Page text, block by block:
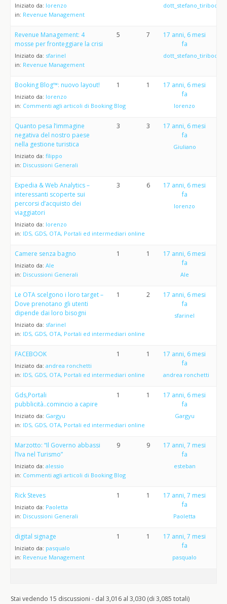
Iniziato da: lorenzo
in: Revenue Management
dott_stefano_tiribocchi
Revenue Management: 4
mosse per fronteggiare la crisi
Iniziato da: sfarinel
in: Revenue Management
5 7
17 anni, 6 mesi
fa
dott_stefano_tiribocchi
Booking Blog™: nuovo layout!
Iniziato da: lorenzo
in: Commenti agli articoli di Booking Blog
1 1
17 anni, 6 mesi
fa
lorenzo
Quanto pesa l’immagine
negativa del nostro paese
nella gestione turistica
Iniziato da: filippo
in: Discussioni Generali
3 3
17 anni, 6 mesi
fa
Giuliano
Expedia & Web Analytics –
interessanti scoperte sui
percorsi d’acquisto dei
viaggiatori
Iniziato da: lorenzo
in: IDS, GDS, OTA, Portali ed intermediari online
3 6
17 anni, 6 mesi
fa
lorenzo
Camere senza bagno
Iniziato da: Ale
in: Discussioni Generali
1 1
17 anni, 6 mesi
fa
Ale
Le OTA scelgono i loro target –
Dove prenotano gli utenti
dipende dai loro bisogni
Iniziato da: sfarinel
in: IDS, GDS, OTA, Portali ed intermediari online
1 2
17 anni, 6 mesi
fa
sfarinel
FACEBOOK
Iniziato da: andrea ronchetti
in: IDS, GDS, OTA, Portali ed intermediari online
1 1
17 anni, 6 mesi
fa
andrea ronchetti
Gds,Portali
pubblicità..comincio a capire
Iniziato da: Gargyu
in: IDS, GDS, OTA, Portali ed intermediari online
1 1
17 anni, 6 mesi
fa
Gargyu
Marzotto: “Il Governo abbassi
l’Iva nel Turismo”
Iniziato da: alessio
in: Commenti agli articoli di Booking Blog
9 9
17 anni, 7 mesi
fa
esteban
Rick Steves
Iniziato da: Paoletta
in: Discussioni Generali
1 1
17 anni, 7 mesi
fa
Paoletta
digital signage
Iniziato da: pasqualo
in: Revenue Management
1 1
17 anni, 7 mesi
fa
pasqualo
Stai vedendo 15 discussioni - dal 3,016 al 3,030 (di 3,085 totali)